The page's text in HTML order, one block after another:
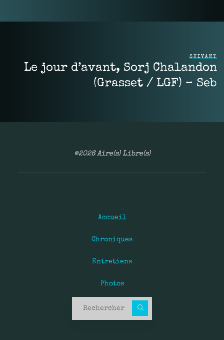
SUIVANT
Le jour d’avant, Sorj Chalandon
(Grasset / LGF) – Seb
©2026 Aire(s) Libre(s)
Accueil
Chroniques
Entretiens
Photos